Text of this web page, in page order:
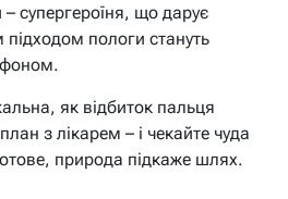
супергероїня, що дарує
пологи стануть
як відбиток пальця
з лікарем – і чекайте чуда
природа підкаже шлях.